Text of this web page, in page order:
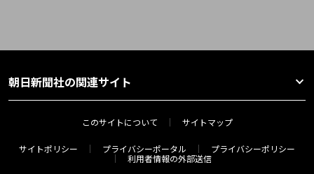
朝日新聞社の関連サイト
このサイトについて サイトマップ
サイトポリシー プライバシーポータル
プライバシーポリシー
利用者情報の外部送信